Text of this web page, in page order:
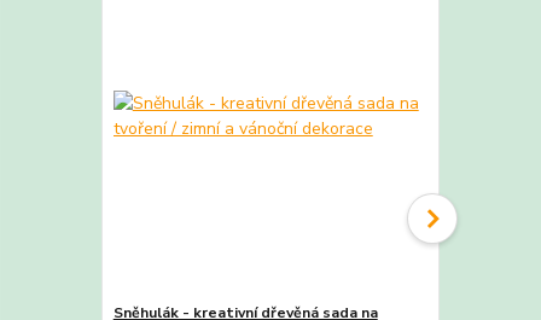
Sněhulák - kreativní dřevěná sada na